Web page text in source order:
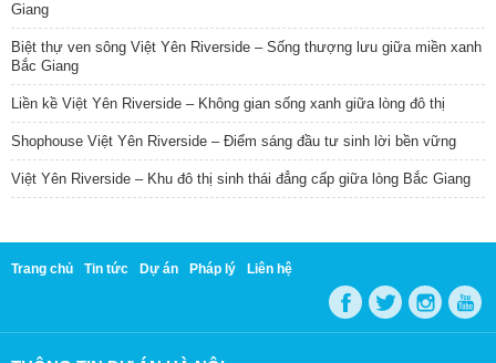
Giang
Biệt thự ven sông Việt Yên Riverside – Sống thượng lưu giữa miền xanh
Bắc Giang
Liền kề Việt Yên Riverside – Không gian sống xanh giữa lòng đô thị
Shophouse Việt Yên Riverside – Điểm sáng đầu tư sinh lời bền vững
Việt Yên Riverside – Khu đô thị sinh thái đẳng cấp giữa lòng Bắc Giang
Trang chủ Tin tức Dự án Pháp lý Liên hệ